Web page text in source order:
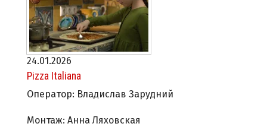
24.01.2026
Pizza Italiana
Оператор: Владислав Зарудний
Монтаж: Анна Ляховская